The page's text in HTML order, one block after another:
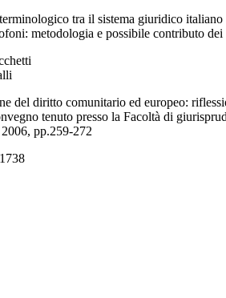
tra il sistema giuridico
metodologia e possibile contributo dei
del diritto comunitario ed europeo:
tenuto presso la Facoltà di
pp.259-272